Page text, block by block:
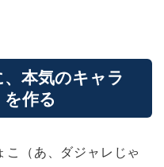
本気のキャラ
作る
こ（あ、ダジャレじゃ